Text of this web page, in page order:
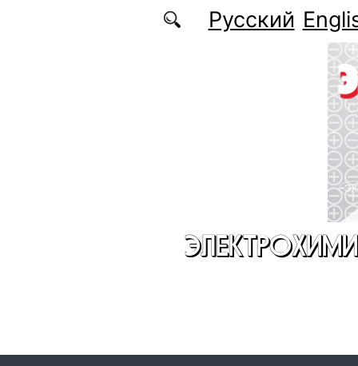
Перейти к основному содержаниюРусский